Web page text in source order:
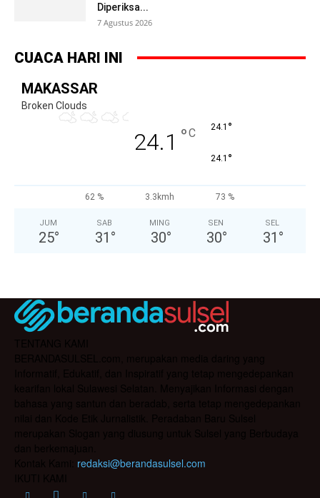
Diperiksa...
7 Agustus 2026
CUACA HARI INI
MAKASSAR
Broken Clouds
24.1 °C 24.1 °
24.1 °
62 % 3.3kmh 73 %
JUM
25°
SAB
31 °
MING
30°
SEN
30°
SEL
31 °
redaksi@berandasulsel.com